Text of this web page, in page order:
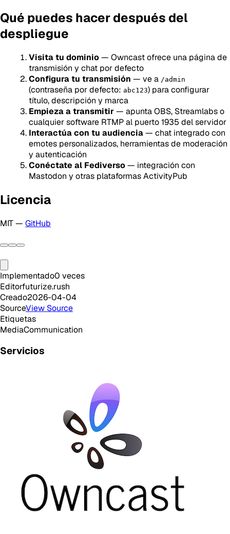
Qué puedes hacer después del
despliegue
Visita tu dominio— Owncast ofrece una página de
transmisión y chat por defecto
Configura tu transmisión — ve a /admin
(contraseña por defecto: abc123) para configurar
título, descripción y marca
Empieza a transmitir— apunta OBS, Streamlabs o
cualquier software RTMP al puerto 1935 del servidor
Interactúa con tu audiencia— chat integrado con
emotes personalizados, herramientas de moderación
y autenticación
Conéctate al Fediverso— integración con
Mastodon y otras plataformas ActivityPub
Licencia
MIT — GitHub
Implementado0 veces
Editorfuturize.rush
Creado2026-04-04
SourceView Source
Etiquetas
MediaCommunication
Servicios